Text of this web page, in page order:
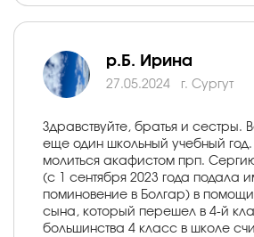
р.Б. Ирина
27.05.2024 г. Сургут
Здравствуйте, братья и сестры.
еще один школьный учебный
молиться акафистом прп.
(с 1 сентября 2023 года подала
поминовение в Болгар) в
сына, который перешел в 4-й
большинства 4 класс в школе